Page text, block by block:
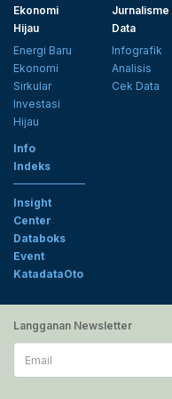
Ekonomi
Hijau
Energi Baru
Ekonomi
Sirkular
Investasi
Hijau
Jurnalisme
Data
Infografik
Analisis
Cek Data
Info
Indeks
Insight
Center
Databoks
Event
KatadataOto
Langganan Newsletter
Email